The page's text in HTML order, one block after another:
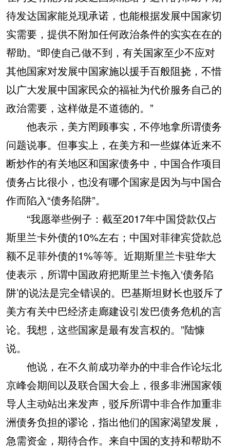
待发达国家能兑现承诺，也能根据发展中国家切
实需要，提供不附加任何政治条件的实实在在的
帮助。“即使自己做不到，有关国家至少不应对
其他国家对发展中国家施以援手百般阻挠，不惜
以广大发展中国家民众的福祉为代价服务自己的
政治需要，这样做是不道德的。”
他表示，美方罔顾事实，不停地拿所谓债务
问题说事。但事实上，在美方和一些媒体近来不
断炒作的有关地区和国家债务中，中国合作项目
债务占比很小，也没有哪个国家是因为与中国合
作而陷入“债务陷阱”。
“我愿举些例子：截至2017年中国贷款仅占
斯里兰卡外债的10%左右；中国对菲律宾贷款总
额不足菲外债的1%等等。近期斯里兰卡驻华大
使表示，所谓中国政府把斯里兰卡拖入‘债务陷
阱’的说法是完全错误的。巴基斯坦财长也驳斥了
美方有关中巴经济走廊建设引发巴债务危机的言
论。我想，这些国家是最有发言权的。”陆慷
说。
他说，在不久前成功举办的中非合作论坛北
京峰会期间以及联合国大会上，很多非洲国家领
导人主动站出来发声，驳斥所谓中非合作加重非
洲债务负担的谬论，指出他们的国家渴望发展，
急需资金，期待合作。来自中国的支持和帮助不